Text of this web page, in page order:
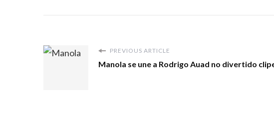
PREVIOUS ARTICLE
Manola se une a Rodrigo Auad no divertido